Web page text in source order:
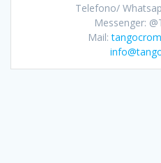
Telefono/
Messenger:
Mail: